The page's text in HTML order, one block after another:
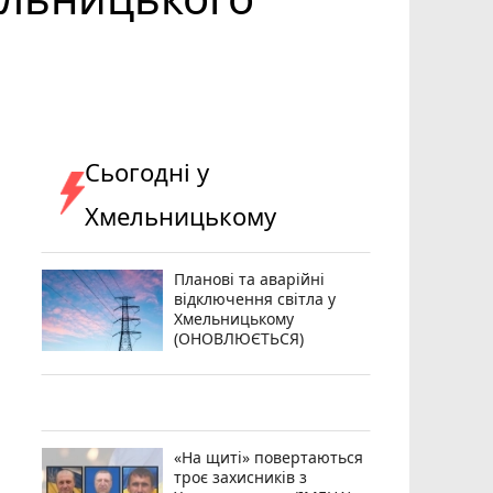
Сьогодні у
Хмельницькому
Планові та аварійні
відключення світла у
Хмельницькому
(ОНОВЛЮЄТЬСЯ)
«На щиті» повертаються
троє захисників з